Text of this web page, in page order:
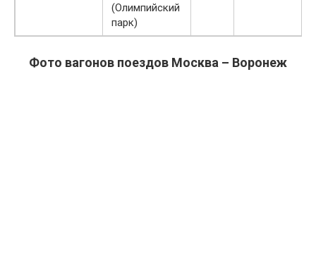
(Олимпийский
парк)
Фото вагонов поездов Москва – Воронеж